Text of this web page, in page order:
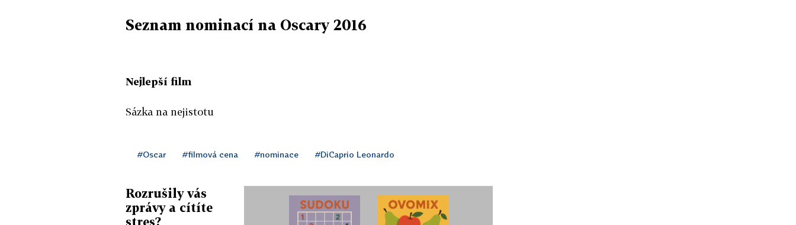
Seznam nominací na Oscary 2016
Nejlepší film
Sázka na nejistotu
Šílený Max: Zběsilá cesta
#Oscar #filmová cena #nominace #DiCaprio Leonardo
Rozrušily vás
zprávy a cítíte
stres?